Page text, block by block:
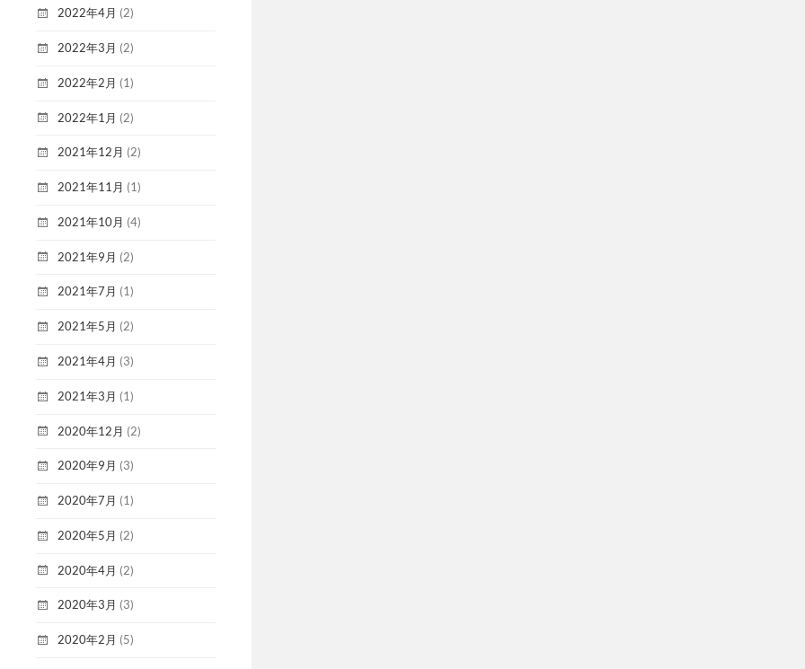
2022年4月 (2)
2022年3月 (2)
2022年2月 (1)
2022年1月 (2)
2021年12月 (2)
2021年11月 (1)
2021年10月 (4)
2021年9月 (2)
2021年7月 (1)
2021年5月 (2)
2021年4月 (3)
2021年3月 (1)
2020年12月 (2)
2020年9月 (3)
2020年7月 (1)
2020年5月 (2)
2020年4月 (2)
2020年3月 (3)
2020年2月 (5)